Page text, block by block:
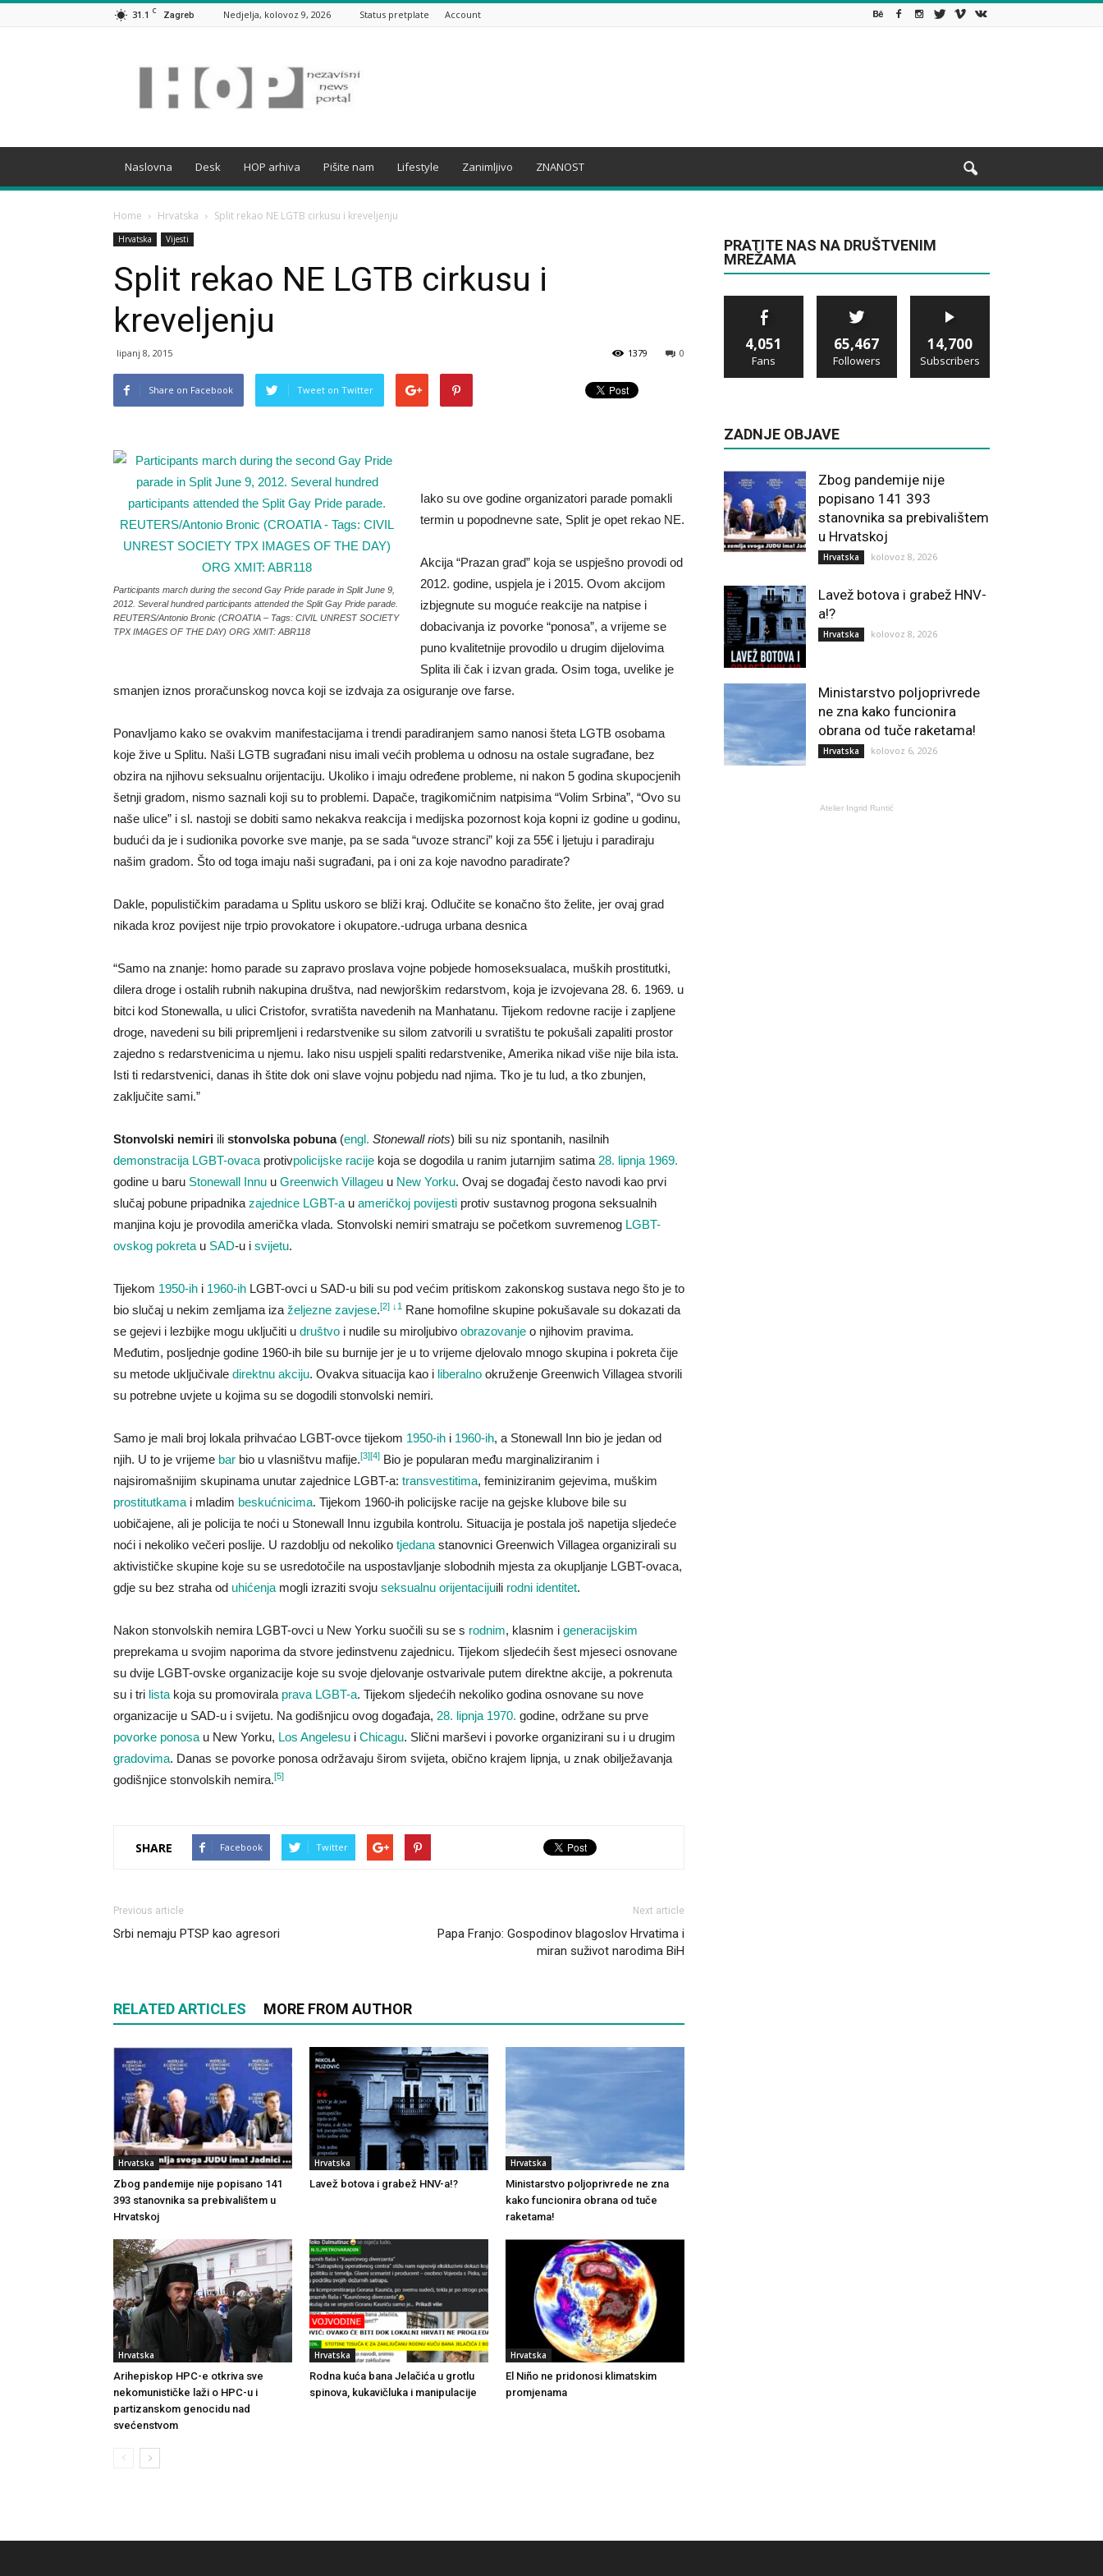
31.1 C Zagreb Nedjelja, kolovoz 9, 2026 Status pretplate Account
Naslovna Desk HOP arhiva Pišite nam Lifestyle Zanimljivo ZNANOST
Home Hrvatska Split rekao NE LGTB cirkusu i kreveljenju
Hrvatska Vijesti
Split rekao NE LGTB cirkusu i
kreveljenju
lipanj 8, 2015 0
1379
Share on Facebook Tweet on Twitter
Participants march during the second Gay Pride parade in Split June 9,
2012. Several hundred participants attended the Split Gay Pride parade.
REUTERS/Antonio Bronic (CROATIA – Tags: CIVIL UNREST SOCIETY
TPX IMAGES OF THE DAY) ORG XMIT: ABR118
Iako su ove godine organizatori parade pomakli
termin u popodnevne sate, Split je opet rekao NE.
Akcija “Prazan grad” koja se uspješno provodi od
2012. godine, uspjela je i 2015. Ovom akcijom
izbjegnute su moguće reakcije na natpise i
dobacivanja iz povorke “ponosa”, a vrijeme se
puno kvalitetnije provodilo u drugim dijelovima
Splita ili čak i izvan grada. Osim toga, uvelike je
smanjen iznos proračunskog novca koji se izdvaja za osiguranje ove farse.
Ponavljamo kako se ovakvim manifestacijama i trendi paradiranjem samo nanosi šteta LGTB osobama
koje žive u Splitu. Naši LGTB sugrađani nisu imali većih problema u odnosu na ostale sugrađane, bez
obzira na njihovu seksualnu orijentaciju. Ukoliko i imaju određene probleme, ni nakon 5 godina skupocjenih
šetnji gradom, nismo saznali koji su to problemi. Dapače, tragikomičnim natpisima “Volim Srbina”, “Ovo su
naše ulice” i sl. nastoji se dobiti samo nekakva reakcija i medijska pozornost koja kopni iz godine u godinu,
budući da je i sudionika povorke sve manje, pa se sada “uvoze stranci” koji za 55€ i ljetuju i paradiraju
našim gradom. Što od toga imaju naši sugrađani, pa i oni za koje navodno paradirate?
Dakle, populističkim paradama u Splitu uskoro se bliži kraj. Odlučite se konačno što želite, jer ovaj grad
nikada kroz povijest nije trpio provokatore i okupatore.-udruga urbana desnica
“Samo na znanje: homo parade su zapravo proslava vojne pobjede homoseksualaca, muških prostitutki,
dilera droge i ostalih rubnih nakupina društva, nad newjorškim redarstvom, koja je izvojevana 28. 6. 1969. u
bitci kod Stonewalla, u ulici Cristofor, svratišta navedenih na Manhatanu. Tijekom redovne racije i zapljene
droge, navedeni su bili pripremljeni i redarstvenike su silom zatvorili u svratištu te pokušali zapaliti prostor
zajedno s redarstvenicima u njemu. Iako nisu uspjeli spaliti redarstvenike, Amerika nikad više nije bila ista.
Isti ti redarstvenici, danas ih štite dok oni slave vojnu pobjedu nad njima. Tko je tu lud, a tko zbunjen,
zaključite sami.”
Stonvolski nemiri ili stonvolska pobuna(engl. Stonewall riots) bili su niz spontanih, nasilnih
demonstracija LGBT-ovaca protivpolicijske racije koja se dogodila u ranim jutarnjim satima 28. lipnja 1969.
godine u baru Stonewall Innu u Greenwich Villageu u New Yorku. Ovaj se događaj često navodi kao prvi
slučaj pobune pripadnika zajednice LGBT-a u američkoj povijesti protiv sustavnog progona seksualnih
manjina koju je provodila američka vlada. Stonvolski nemiri smatraju se početkom suvremenog LGBT-
ovskog pokreta u SAD-u i svijetu.
Tijekom 1950-ih i 1960-ih LGBT-ovci u SAD-u bili su pod većim pritiskom zakonskog sustava nego što je to
bio slučaj u nekim zemljama iza željezne zavjese.[2] ↓ 1
Rane homofilne skupine pokušavale su dokazati da
se gejevi i lezbijke mogu uključiti u društvo i nudile su miroljubivo obrazovanje o njihovim pravima.
Međutim, posljednje godine 1960-ih bile su burnije jer je u to vrijeme djelovalo mnogo skupina i pokreta čije
su metode uključivale direktnu akciju. Ovakva situacija kao i liberalno okruženje Greenwich Villagea stvorili
su potrebne uvjete u kojima su se dogodili stonvolski nemiri.
Samo je mali broj lokala prihvaćao LGBT-ovce tijekom 1950-ih i 1960-ih, a Stonewall Inn bio je jedan od
njih. U to je vrijeme bar bio u vlasništvu mafije.[3][4] Bio je popularan među marginaliziranim i
najsiromašnijim skupinama unutar zajednice LGBT-a: transvestitima, feminiziranim gejevima, muškim
prostitutkama i mladim beskućnicima. Tijekom 1960-ih policijske racije na gejske klubove bile su
uobičajene, ali je policija te noći u Stonewall Innu izgubila kontrolu. Situacija je postala još napetija sljedeće
noći i nekoliko večeri poslije. U razdoblju od nekoliko tjedana stanovnici Greenwich Villagea organizirali su
aktivističke skupine koje su se usredotočile na uspostavljanje slobodnih mjesta za okupljanje LGBT-ovaca,
gdje su bez straha od uhićenja mogli izraziti svoju seksualnu orijentacijuili rodni identitet.
Nakon stonvolskih nemira LGBT-ovci u New Yorku suočili su se s rodnim, klasnim i generacijskim
preprekama u svojim naporima da stvore jedinstvenu zajednicu. Tijekom sljedećih šest mjeseci osnovane
su dvije LGBT-ovske organizacije koje su svoje djelovanje ostvarivale putem direktne akcije, a pokrenuta
su i tri lista koja su promovirala prava LGBT-a. Tijekom sljedećih nekoliko godina osnovane su nove
organizacije u SAD-u i svijetu. Na godišnjicu ovog događaja, 28. lipnja 1970. godine, održane su prve
povorke ponosa u New Yorku, Los Angelesu i Chicagu. Slični marševi i povorke organizirani su i u drugim
gradovima. Danas se povorke ponosa održavaju širom svijeta, obično krajem lipnja, u znak obilježavanja
godišnjice stonvolskih nemira.[5]
SHARE Facebook Twitter
Previous article
Srbi nemaju PTSP kao agresori
Next article
Papa Franjo: Gospodinov blagoslov Hrvatima i
miran suživot narodima BiH
RELATED ARTICLES MORE FROM AUTHOR
Hrvatska
Zbog pandemije nije popisano 141
393 stanovnika sa prebivalištem u
Hrvatskoj
Hrvatska
Lavež botova i grabež HNV-a!?
Hrvatska
Ministarstvo poljoprivrede ne zna
kako funcionira obrana od tuče
raketama!
Hrvatska
Arihepiskop HPC-e otkriva sve
nekomunističke laži o HPC-u i
partizanskom genocidu nad
svećenstvom
Hrvatska
Rodna kuća bana Jelačića u grotlu
spinova, kukavičluka i manipulacije
Hrvatska
El Niño ne pridonosi klimatskim
promjenama
PRATITE NAS NA DRUŠTVENIM
MREŽAMA
4,051
Fans
65,467
Followers
14,700
Subscribers
ZADNJE OBJAVE
Zbog pandemije nije
popisano 141 393
stanovnika sa prebivalištem
u Hrvatskoj
Hrvatska kolovoz 8, 2026
Lavež botova i grabež HNV-
a!?
Hrvatska kolovoz 8, 2026
Ministarstvo poljoprivrede
ne zna kako funcionira
obrana od tuče raketama!
Hrvatska kolovoz 6, 2026
Atelier Ingrid Runtić